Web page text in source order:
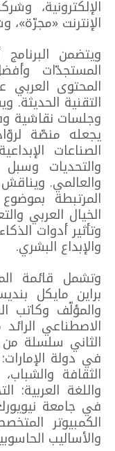
الإلكترونية،
الإنترنت «مجرّة»،
ويتضمن
المستجدّات
المحتوى العربي
التقنية الحديثة.
وجلسات نقاشية
يجعله منصّة
الصناعات
والتحديات
والعالمي.
المرتبطة
الخيال العربي
وتأثير أدوات
والإبداع البشري.
وتشمل قائمة
براين مايكل
والمؤلّف وكاتب
الاصطناعي
الثاني سلسلة
في دولة
الثقافة
واللغة العربية:
في جامعة
الكمبيوتر
والأساليب